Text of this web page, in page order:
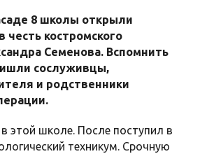
8 школы открыли
честь костромского
Семенова. Вспомнить
сослуживцы,
и родственники
этой школе. После поступил в
техникум. Срочную